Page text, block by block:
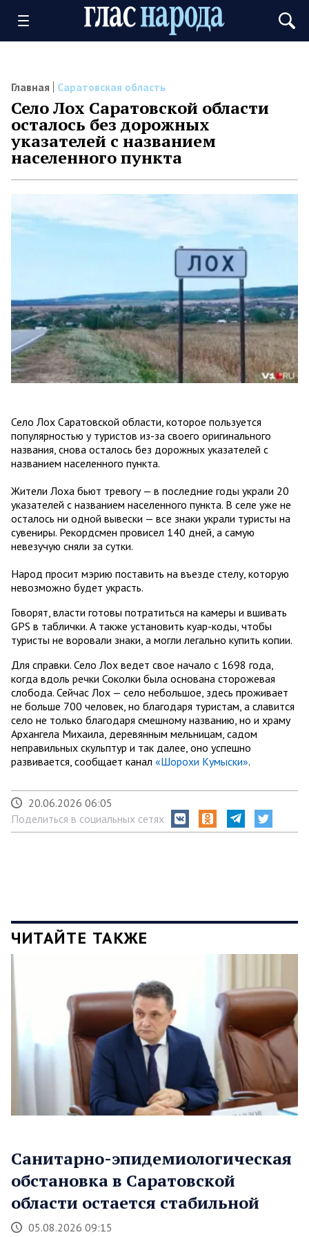
Главная Саратовская область
Село Лох Саратовской области
осталось без дорожных
указателей с названием
населенного пункта
Село Лох Саратовской области, которое пользуется
популярностью у туристов из-за своего оригинального
названия, снова осталось без дорожных указателей с
названием населенного пункта.
Жители Лоха бьют тревогу — в последние годы украли 20
указателей с названием населенного пункта. В селе уже не
осталось ни одной вывески — все знаки украли туристы на
сувениры. Рекордсмен провисел 140 дней, а самую
невезучую сняли за сутки.
Народ просит мэрию поставить на въезде стелу, которую
невозможно будет украсть.
Говорят, власти готовы потратиться на камеры и вшивать
GPS в таблички. А также установить куар-коды, чтобы
туристы не воровали знаки, а могли легально купить копии.
Для справки. Село Лох ведет свое начало с 1698 года,
когда вдоль речки Соколки была основана сторожевая
слобода. Сейчас Лох — село небольшое, здесь проживает
не больше 700 человек, но благодаря туристам, а славится
село не только благодаря смешному названию, но и храму
Архангела Михаила, деревянным мельницам, садом
неправильных скульптур и так далее, оно успешно
развивается, сообщает канал «Шорохи Кумыски».
20.06.2026 06:05
Поделиться в социальных сетях
ЧИТАЙТЕ ТАКЖЕ
Санитарно-эпидемиологическая
обстановка в Саратовской
области остается стабильной
05.08.2026 09:15